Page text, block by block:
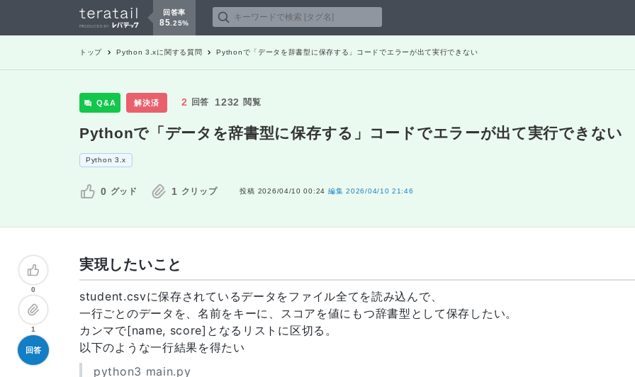
回答率
85 25%
トップ Python 3.xに関する質問 Pythonで「データを辞書型に保存する」コードでエラーが出て実行できない
Q&A 解決済 2 回答 1232 閲覧
Pythonで「データを辞書型に保存する」コードでエラーが出て実行できない
Python 3.x
0 グッド 1 クリップ 投稿 2026/04/10 00:24 編集 2026/04/10 21:46
0
1
回答
実現したいこと
student.csvに保存されているデータをファイル全てを読み込んで、
一行ごとのデータを、名前をキーに、スコアを値にもつ辞書型として保存したい。
カンマで[name, score]となるリストに区切る。
以下のような一行結果を得たい
python3 main.py